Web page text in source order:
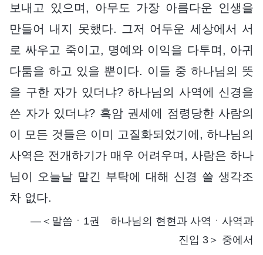
보내고 있으며, 아무도 가장 아름다운 인생을
만들어 내지 못했다. 그저 어두운 세상에서 서
로 싸우고 죽이고, 명예와 이익을 다투며, 아귀
다툼을 하고 있을 뿐이다. 이들 중 하나님의 뜻
을 구한 자가 있더냐? 하나님의 사역에 신경을
쓴 자가 있더냐? 흑암 권세에 점령당한 사람의
이 모든 것들은 이미 고질화되었기에, 하나님의
사역은 전개하기가 매우 어려우며, 사람은 하나
님이 오늘날 맡긴 부탁에 대해 신경 쓸 생각조
차 없다.
―＜말씀ㆍ1권 하나님의 현현과 사역ㆍ사역과
진입 3＞ 중에서